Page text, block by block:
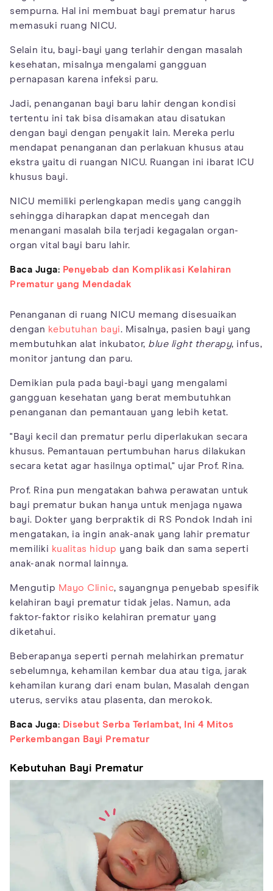
sempurna. Hal ini membuat bayi prematur harus
memasuki ruang NICU.
Selain itu, bayi-bayi yang terlahir dengan masalah
kesehatan, misalnya mengalami gangguan
pernapasan karena infeksi paru.
Jadi, penanganan bayi baru lahir dengan kondisi
tertentu ini tak bisa disamakan atau disatukan
dengan bayi dengan penyakit lain. Mereka perlu
mendapat penanganan dan perlakuan khusus atau
ekstra yaitu di ruangan NICU. Ruangan ini ibarat ICU
khusus bayi.
NICU memiliki perlengkapan medis yang canggih
sehingga diharapkan dapat mencegah dan
menangani masalah bila terjadi kegagalan organ-
organ vital bayi baru lahir.
Baca Juga: Penyebab dan Komplikasi Kelahiran
Prematur yang Mendadak
Penanganan di ruang NICU memang disesuaikan
dengan kebutuhan bayi. Misalnya, pasien bayi yang
membutuhkan alat inkubator, blue light therapy, infus,
monitor jantung dan paru.
Demikian pula pada bayi-bayi yang mengalami
gangguan kesehatan yang berat membutuhkan
penanganan dan pemantauan yang lebih ketat.
"Bayi kecil dan prematur perlu diperlakukan secara
khusus. Pemantauan pertumbuhan harus dilakukan
secara ketat agar hasilnya optimal," ujar Prof. Rina.
Prof. Rina pun mengatakan bahwa perawatan untuk
bayi prematur bukan hanya untuk menjaga nyawa
bayi. Dokter yang berpraktik di RS Pondok Indah ini
mengatakan, ia ingin anak-anak yang lahir prematur
memiliki kualitas hidup yang baik dan sama seperti
anak-anak normal lainnya.
Mengutip Mayo Clinic, sayangnya penyebab spesifik
kelahiran bayi prematur tidak jelas. Namun, ada
faktor-faktor risiko kelahiran prematur yang
diketahui.
Beberapanya seperti pernah melahirkan prematur
sebelumnya, kehamilan kembar dua atau tiga, jarak
kehamilan kurang dari enam bulan, Masalah dengan
uterus, serviks atau plasenta, dan merokok.
Baca Juga: Disebut Serba Terlambat, Ini 4 Mitos
Perkembangan Bayi Prematur
Kebutuhan Bayi Prematur